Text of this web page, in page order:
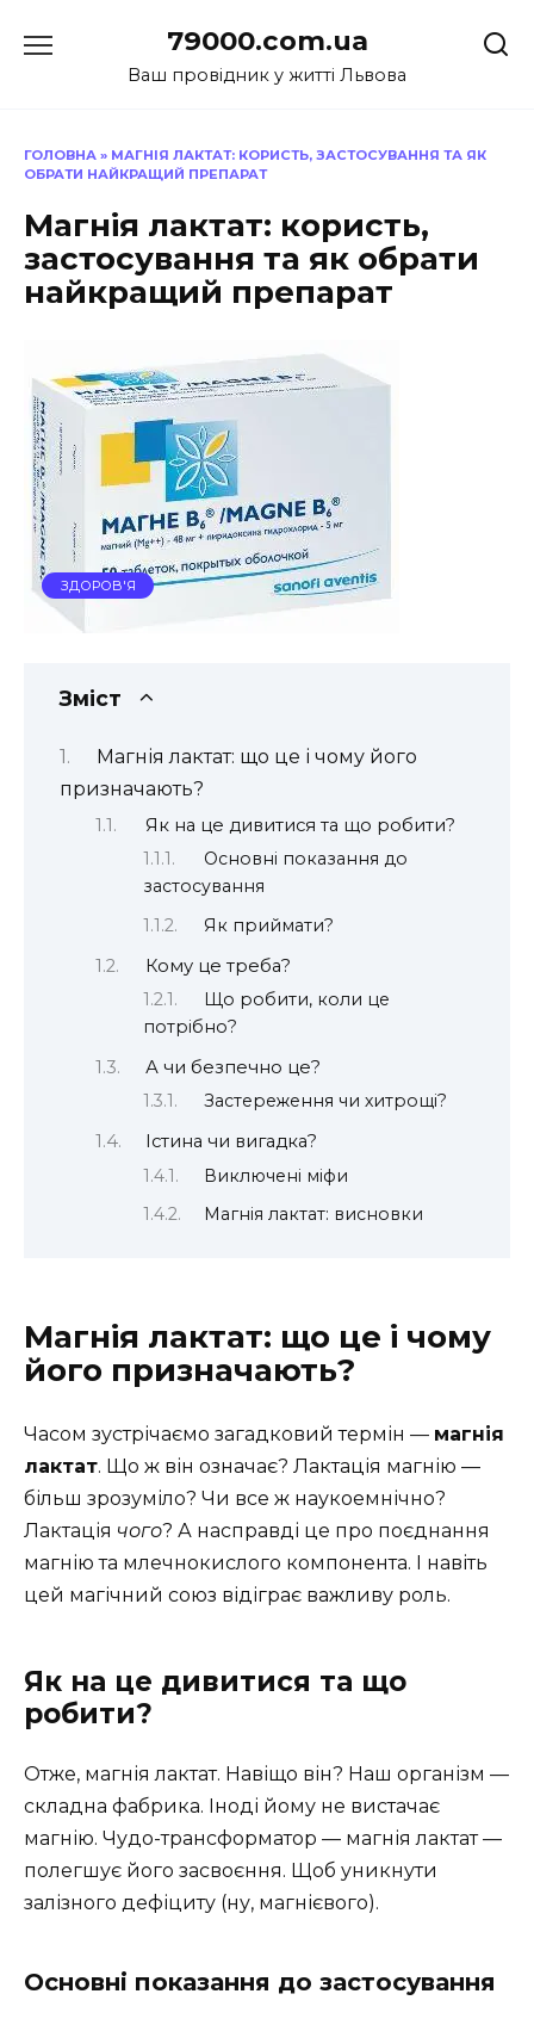
до
79000.com.ua
Ваш провідник у житті Львова
ГОЛОВНА » МАГНІЯ ЛАКТАТ: КОРИСТЬ, ЗАСТОСУВАННЯ ТА ЯК
ОБРАТИ НАЙКРАЩИЙ ПРЕПАРАТ
Магнія лактат: користь,
застосування та як обрати
найкращий препарат
ЗДОРОВ'Я
Зміст
Магнія лактат: що це і чому його
призначають?
Як на це дивитися та що робити?
Основні показання до
застосування
Як приймати?
Кому це треба?
Що робити, коли це
потрібно?
А чи безпечно це?
Застереження чи хитрощі?
Істина чи вигадка?
Виключені міфи
Магнія лактат: висновки
Магнія лактат: що це і чому
його призначають?
Часом зустрічаємо загадковий термін — магнія
лактат. Що ж він означає? Лактація магнію —
більш зрозуміло? Чи все ж наукоемнічно?
Лактація чого? А насправді це про поєднання
магнію та млечнокислого компонента. І навіть
цей магічний союз відіграє важливу роль.
Як на це дивитися та що
робити?
Отже, магнія лактат. Навіщо він? Наш організм —
складна фабрика. Іноді йому не вистачає
магнію. Чудо-трансформатор — магнія лактат —
полегшує його засвоєння. Щоб уникнути
залізного дефіциту (ну, магнієвого).
Основні показання до застосування